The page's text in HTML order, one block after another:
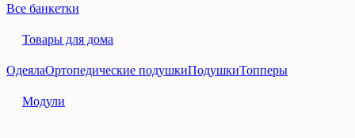
Все банкетки
Товары для дома
ОдеялаОртопедические подушкиПодушкиТопперы
Модули